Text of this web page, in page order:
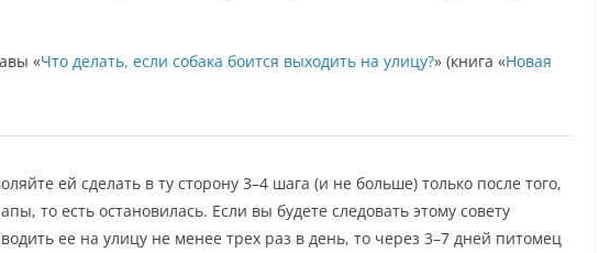
«Что делать, если собака боится выходить на улицу?» (книга «Новая
ей сделать в ту сторону 3–4 шага (и не больше) только после того,
то есть остановилась. Если вы будете следовать этому совету
ее на улицу не менее трех раз в день, то через 3–7 дней питомец